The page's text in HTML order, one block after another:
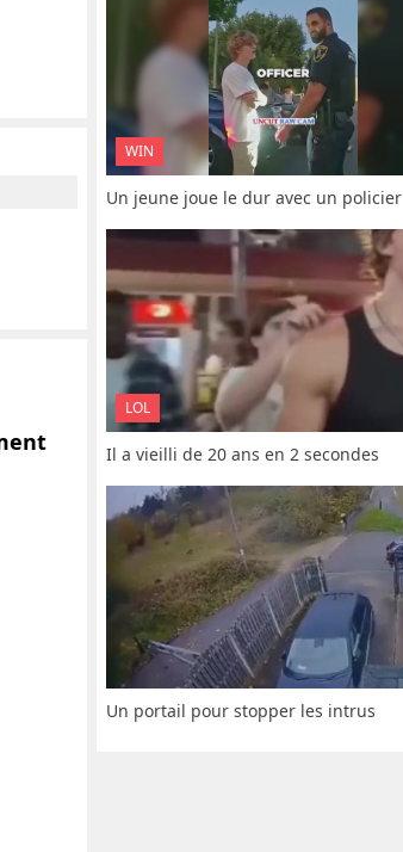
WIN
Un jeune joue le dur avec un policier
LOL
Il a vieilli de 20 ans en 2 secondes
Un portail pour stopper les intrus